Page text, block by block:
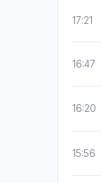
17:21
16:47
16:20
15:56